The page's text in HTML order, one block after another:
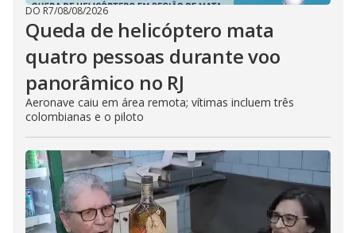
DO R7/08/08/2026
Queda de helicóptero mata
quatro pessoas durante voo
panorâmico no RJ
Aeronave caiu em área remota; vítimas incluem três
colombianas e o piloto